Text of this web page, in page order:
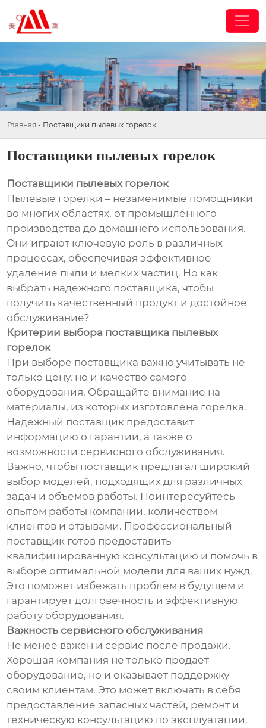
Главная - Поставщики пылевых горелок
Поставщики пылевых горелок
Поставщики пылевых горелок
Пылевые горелки – незаменимые помощники
во многих областях, от промышленного
производства до домашнего использования.
Они играют ключевую роль в различных
процессах, обеспечивая эффективное
удаление пыли и мелких частиц. Но как
выбрать надежного поставщика, чтобы
получить качественный продукт и достойное
обслуживание?
Критерии выбора поставщика пылевых
горелок
При выборе поставщика важно учитывать не
только цену, но и качество самого
оборудования. Обращайте внимание на
материалы, из которых изготовлена горелка.
Надежный поставщик предоставит
информацию о гарантии, а также о
возможности сервисного обслуживания.
Важно, чтобы поставщик предлагал широкий
выбор моделей, подходящих для различных
задач и объемов работы. Поинтересуйтесь
опытом работы компании, количеством
клиентов и отзывами. Профессиональный
поставщик готов предоставить
квалифицированную консультацию и помочь в
выборе оптимальной модели для ваших нужд.
Это поможет избежать проблем в будущем и
гарантирует долговечность и эффективную
работу оборудования.
Важность сервисного обслуживания
Не менее важен и сервис после продажи.
Хорошая компания не только продает
оборудование, но и оказывает поддержку
своим клиентам. Это может включать в себя
предоставление запасных частей, ремонт и
техническую консультацию по эксплуатации.